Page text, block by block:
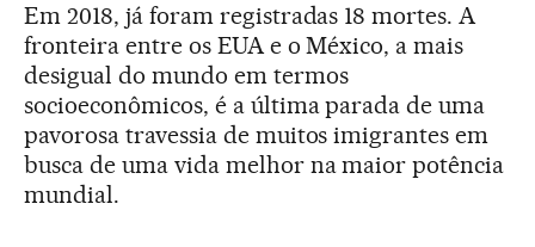
Em 2018, já foram registradas 18 mortes. A
fronteira entre os EUA e o México, a mais
desigual do mundo em termos
socioeconômicos, é a última parada de uma
pavorosa travessia de muitos imigrantes em
busca de uma vida melhor na maior potência
mundial.